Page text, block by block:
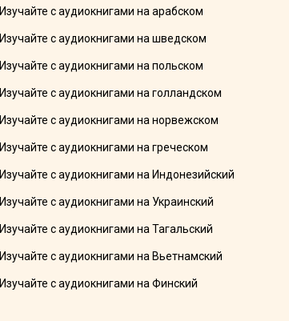
Изучайте с аудиокнигами на арабском
Изучайте с аудиокнигами на шведском
Изучайте с аудиокнигами на польском
Изучайте с аудиокнигами на голландском
Изучайте с аудиокнигами на норвежском
Изучайте с аудиокнигами на греческом
Изучайте с аудиокнигами на Индонезийский
Изучайте с аудиокнигами на Украинский
Изучайте с аудиокнигами на Тагальский
Изучайте с аудиокнигами на Вьетнамский
Изучайте с аудиокнигами на Финский